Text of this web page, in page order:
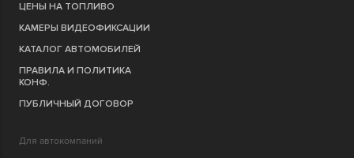
ЦЕНЫ НА ТОПЛИВО
КАМЕРЫ ВИДЕОФИКСАЦИИ
КАТАЛОГ АВТОМОБИЛЕЙ
ПРАВИЛА И ПОЛИТИКА
КОНФ.
ПУБЛИЧНЫЙ ДОГОВОР
Для автокомпаний